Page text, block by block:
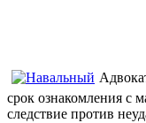
срок ознакомления с
следствие против